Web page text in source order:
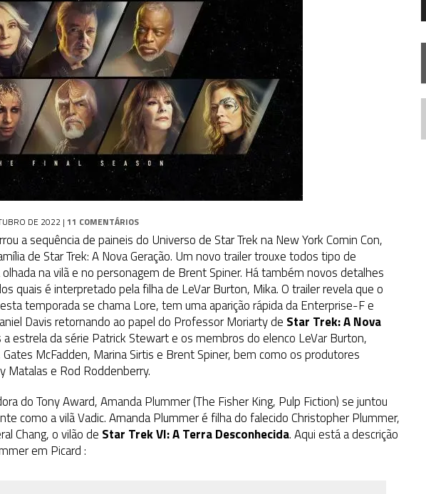
DE 2022 | 11 COMENTÁRIOS
a sequência de paineis do Universo de Star Trek na New York Comin Con,
de Star Trek: A Nova Geração. Um novo trailer trouxe todos tipo de
na vilã e no personagem de Brent Spiner. Há também novos detalhes
quais é interpretado pela filha de LeVar Burton, Mika. O trailer revela que o
temporada se chama Lore, tem uma aparição rápida da Enterprise-F e
Davis retornando ao papel do Professor Moriarty de Star Trek: A Nova
estrela da série Patrick Stewart e os membros do elenco LeVar Burton,
McFadden, Marina Sirtis e Brent Spiner, bem como os produtores
Matalas e Rod Roddenberry.
do Tony Award, Amanda Plummer (The Fisher King, Pulp Fiction) se juntou
como a vilã Vadic. Amanda Plummer é filha do falecido Christopher Plummer,
Chang, o vilão de Star Trek VI: A Terra Desconhecida. Aqui está a descrição
em Picard :